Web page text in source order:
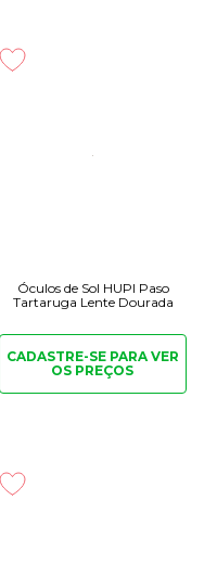
Óculos de Sol HUPI Paso
Tartaruga Lente Dourada
CADASTRE-SE PARAVER
OS PREÇOS